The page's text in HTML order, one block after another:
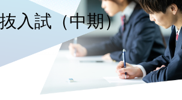
入試（中期）